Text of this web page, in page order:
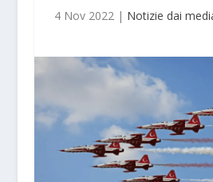
4 Nov 2022 | Notizie dai